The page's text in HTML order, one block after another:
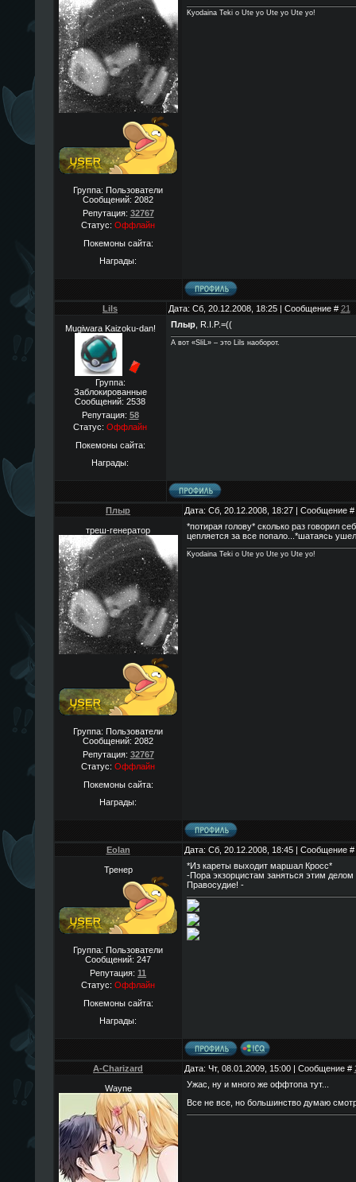
Группа: Пользователи
Сообщений: 2082
Репутация: 32767
Статус: Оффлайн
Покемоны сайта:
Награды:
Kyodaina Teki o Ute yo Ute yo Ute yo!
Lils Дата: Сб, 20.12.2008, 18:25 | Сообщение # 21
Mugiwara Kaizoku-dan!
Группа:
Заблокированные
Сообщений: 2538
Репутация: 58
Статус: Оффлайн
Покемоны сайта:
Награды:
Плыр, R.I.P.=((
А вот «SliL» – это Lils наоборот.
Плыр Дата: Сб, 20.12.2008, 18:27 | Сообщение #
треш-генератор
Группа: Пользователи
Сообщений: 2082
Репутация: 32767
Статус: Оффлайн
Покемоны сайта:
Награды:
*потирая голову* сколько раз говорил
цепляется за все попало...*шатаясь
Kyodaina Teki o Ute yo Ute yo Ute yo!
Eolan Дата: Сб, 20.12.2008, 18:45 | Сообщение #
Тренер
Группа: Пользователи
Сообщений: 247
Репутация: 11
Статус: Оффлайн
Покемоны сайта:
Награды:
*Из кареты выходит маршал Кросс*
-Пора экзорцистам заняться этим
Правосудие! -
A-Charizard Дата: Чт, 08.01.2009, 15:00 | Сообщение #
Wayne
Ужас, ну и много же оффтопа тут...
Все не все, но большинство думаю